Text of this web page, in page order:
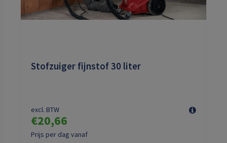
Stofzuiger fijnstof 30 liter
Prijs per dag vanaf
€20,66
excl. BTW